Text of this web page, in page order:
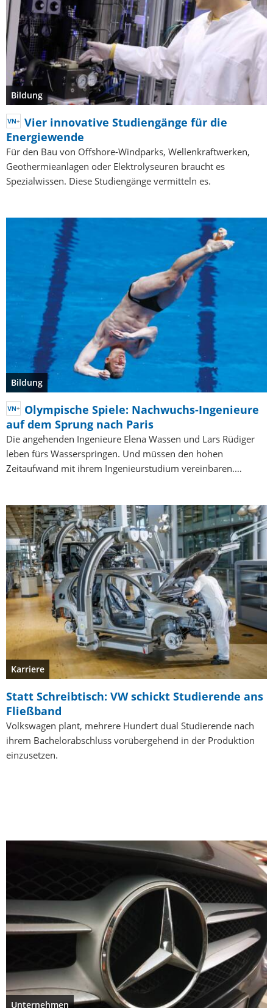
Bildung
Vier innovative Studiengänge für die
Energiewende
Für den Bau von Offshore-Windparks, Wellenkraftwerken,
Geothermieanlagen oder Elektrolyseuren braucht es
Spezialwissen. Diese Studiengänge vermitteln es.
Bildung
Olympische Spiele: Nachwuchs-Ingenieure
auf dem Sprung nach Paris
Die angehenden Ingenieure Elena Wassen und Lars Rüdiger
leben fürs Wasserspringen. Und müssen den hohen
Zeitaufwand mit ihrem Ingenieurstudium vereinbaren.…
Karriere
Statt Schreibtisch: VW schickt Studierende ans
Fließband
Volkswagen plant, mehrere Hundert dual Studierende nach
ihrem Bachelorabschluss vorübergehend in der Produktion
einzusetzen.
Unternehmen